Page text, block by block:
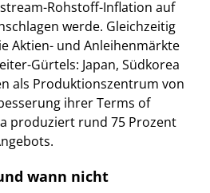
Rohstoff-Inflation auf
werde. Gleichzeitig
Aktien- und Anleihenmärkte
Gürtels: Japan, Südkorea
als Produktionszentrum von
ihrer Terms of
produziert rund 75 Prozent
wann nicht